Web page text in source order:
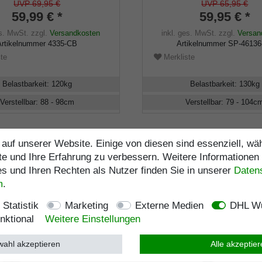
Griff inklusive
und Tasche, 88-98cm
UVP 69,95 €
59,99 € *
MwSt. zzgl.Versandkosten
4335-CB
Belastbarkeit: 120kg
Verstellbar: 88 - 98cm
schwarz satin finish,
104 cm, inkl. Gummipuffer
UVP 65,95 €
59,95 € *
inkl. ges. MwSt. zzgl.
Artikelnummer SP-
Merkliste
Belastbarkeit: 130kg
Verstellbar: 79 - 104
unserer Website. Einige von diesen sind essenziell,
und Ihre Erfahrung zu verbessern. Weitere
und Ihren Rechten als Nutzer finden Sie in unserer
.
Statistik Marketing Externe Medien
DHL
Weitere Einstellungen
Alle
akzeptieren